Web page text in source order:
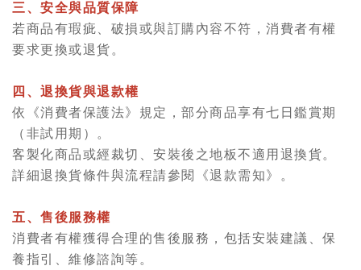
三、安全與品質保障
若商品有瑕疵、破損或與訂購內容不符，消費者有權
要求更換或退貨。
四、退換貨與退款權
依《消費者保護法》規定，部分商品享有七日鑑賞期
（非試用期）。
客製化商品或經裁切、安裝後之地板不適用退換貨。
詳細退換貨條件與流程請參閱《退款需知》。
五、售後服務權
消費者有權獲得合理的售後服務，包括安裝建議、保
養指引、維修諮詢等。